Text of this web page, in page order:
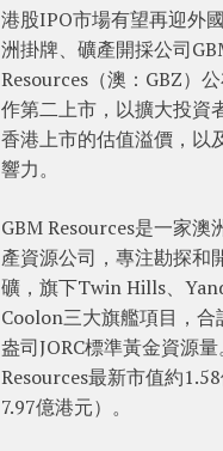
港股IPO市場有望再迎外
洲掛牌、礦產開採公司
Resources（澳：GBZ）
作第二上市，以擴大投資
香港上市的估值溢價，以
響力。
GBM Resources是一家澳
產資源公司，專注勘探和
礦，旗下Twin Hills、
Coolon三大旗艦項目，
盎司JORC標準黃金資源
Resources最新市值約
7.97億港元）。